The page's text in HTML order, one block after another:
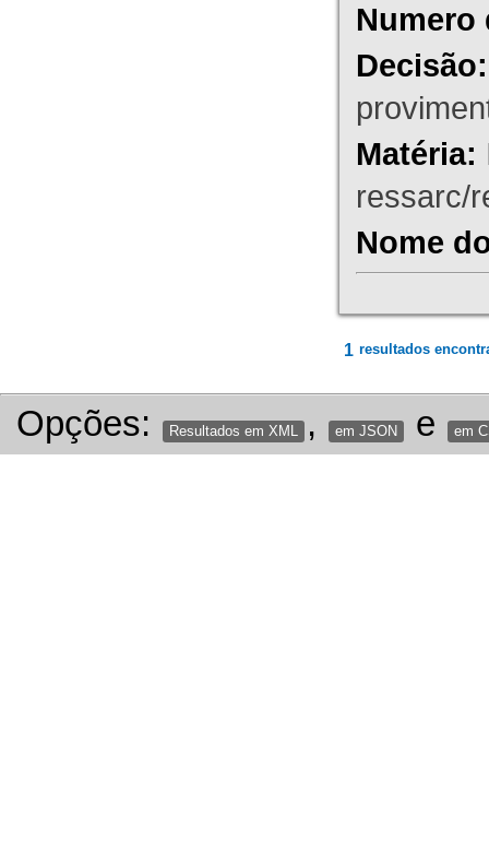
Numero
Decisão:
Matéria:
ressarc/
Nome
1 resultados
Opções: Resultados em XML , em JSON e em